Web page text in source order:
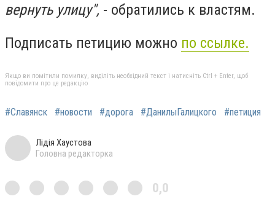
вернуть улицу", - обратились к властям.
Подписать петицию можно по ссылке.
Якщо ви помітили помилку, виділіть необхідний текст і натисніть Ctrl + Enter, щоб
повідомити про це редакцію
#Славянск #новости #дорога #ДанилыГалицкого #петиция
Лідія Хаустова
Головна редакторка
0,0